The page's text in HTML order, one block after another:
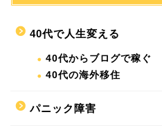
40代で人生変える
40代からブログで稼ぐ
40代の海外移住
パニック障害